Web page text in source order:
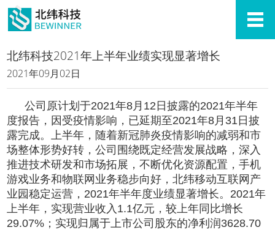
北纬科技2021年上半年业绩实现显著增长
2021年09月02日
公司原计划于2021年8月12日披露的2021年半年
度报告，因受疫情影响，已延期至2021年8月31日披
露完成。上半年，随着新冠肺炎疫情影响的减弱和市
场整体形势好转，公司围绕既定经营发展战略，深入
推进技术研发和市场拓展，不断优化资源配置，手机
游戏业务和物联网业务稳步向好，北纬移动互联网产
业园稳定运营，2021年半年度业绩显著增长。2021年
上半年，实现营业收入1.1亿元，较上年同比增长
29.07%；实现归属于上市公司股东的净利润3628.70